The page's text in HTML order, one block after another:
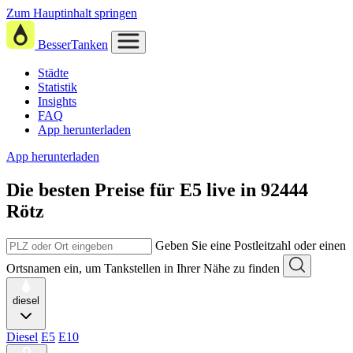
Zum Hauptinhalt springen
BesserTanken
Städte
Statistik
Insights
FAQ
App herunterladen
App herunterladen
Die besten Preise für E5 live in 92444
Rötz
Geben Sie eine Postleitzahl oder einen
Ortsnamen ein, um Tankstellen in Ihrer Nähe zu finden
diesel
Diesel E5 E10